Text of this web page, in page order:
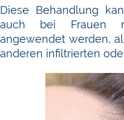
Diese Behandlung
auch bei Frauen
angewendet werden,
anderen infiltrierten